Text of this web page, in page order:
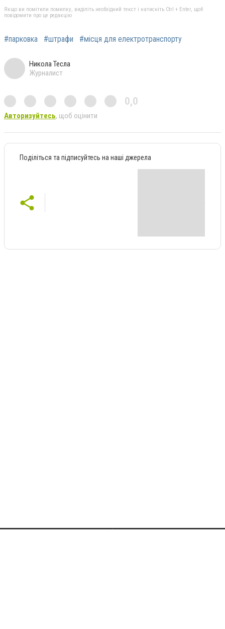
Якщо ви помітили помилку, виділіть необхідний текст і натисніть Ctrl + Enter, щоб
повідомити про це редакцію
#парковка #штрафи #місця для електротранспорту
Никола Тесла
Журналист
0,0
Авторизуйтесь, щоб оцінити
Поділіться та підписуйтесь на наші джерела